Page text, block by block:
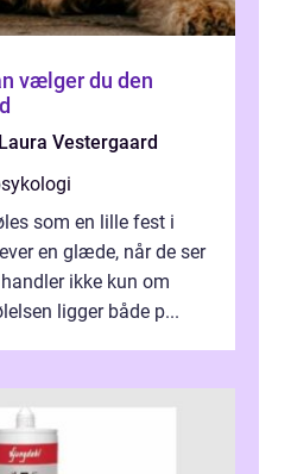
vælger du den
Laura Vestergaard
som en lille fest i
en glæde, når de ser
ikke kun om
ligger både p...